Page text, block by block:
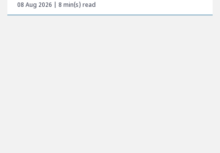
08 Aug 2026 | 8 min(s) read